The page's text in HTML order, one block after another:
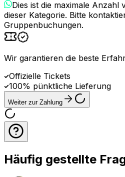
Dies ist die maximale
dieser Kategorie. Bitte
Gruppenbuchungen.
Wir garantieren die beste
Offizielle Tickets
100% pünktliche Lieferung
Weiter zur Zahlung
Häufig gestellte